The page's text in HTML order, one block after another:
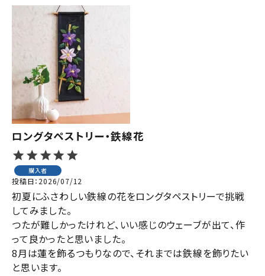
ロングタペストリー・鉄線花
購入者
投稿日 2026/07/12
初夏にふさわしい鉄線の花をロングタペストリーで挑戦
してみました。
つたが難しかったけれど、いい感じのウェーブが出て、作
って良かったと思いました。
8月は蓮を飾るつもりなので、それまでは鉄線を飾りたい
と思います。